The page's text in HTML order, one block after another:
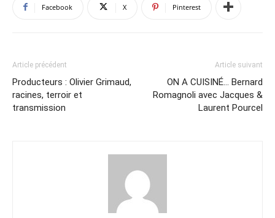
Facebook X Pinterest
Article précédent
Producteurs : Olivier Grimaud,
racines, terroir et
transmission
Article suivant
ON A CUISINÉ… Bernard
Romagnoli avec Jacques &
Laurent Pourcel